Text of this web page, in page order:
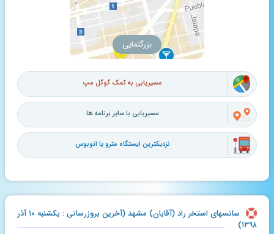
بزرگنمایی
مسیریابی به کمک گوگل مپ
مسیریابی با سایر برنامه ها
نزدیکترین ایستگاه مترو یا اتوبوس
سانسهای استخر راد (آقایان) مشهد (آخرین بروزرسانی : یکشنبه ۱۰ آذر
۱۳۹۸)